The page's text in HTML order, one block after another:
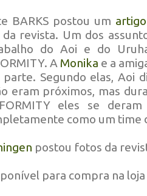
BARKS postou um artigo
revista. Um dos
do Aoi e do
A Monika e a
Segundo elas, Aoi
eram próximos, mas
eles se
como um time
postou fotos da
para compra na